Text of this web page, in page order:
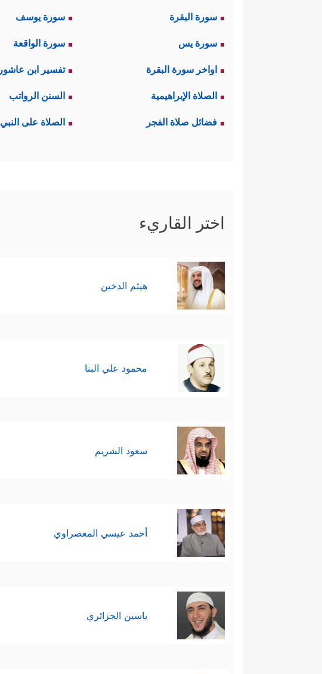
سورة البقرة سورة يوسف
سورة يس سورة الواقعة
اواخر سورة البقرة تفسير ابن عاشور
الصلاة الإبراهيمية السنن الرواتب
فضائل صلاة الفجر الصلاة على النبي
اختر القاريء
هيثم الدخين
محمود علي البنا
سعود الشريم
أحمد عيسي المعصراوي
ياسين الجزائري